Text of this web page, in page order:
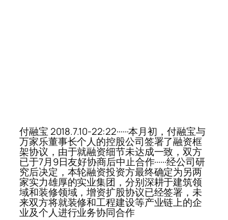
付融宝 2018.7.10-22:22······本月初，付融宝与
万家乐董事长个人的控股公司签署了融资框
架协议，由于就融资细节未达成一致，双方
已于7月9日友好协商后中止合作······经公司研
究后决定，本轮融资投资方最终确定为另两
家实力雄厚的实业集团，分别深耕于建筑领
域和装修领域，增资扩股协议已经签署，未
来双方将就装修和工程建设等产业链上的企
业及个人进行业务协同合作